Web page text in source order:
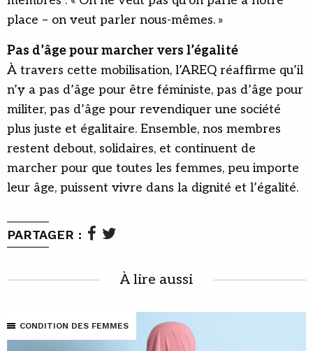
place – on veut parler nous-mêmes. »
Pas d’âge pour marcher vers l’égalité
À travers cette mobilisation, l’AREQ réaffirme qu’il
n’y a pas d’âge pour être féministe, pas d’âge pour
militer, pas d’âge pour revendiquer une société
plus juste et égalitaire. Ensemble, nos membres
restent debout, solidaires, et continuent de
marcher pour que toutes les femmes, peu importe
leur âge, puissent vivre dans la dignité et l’égalité.
PARTAGER :
À lire aussi
CONDITION DES FEMMES